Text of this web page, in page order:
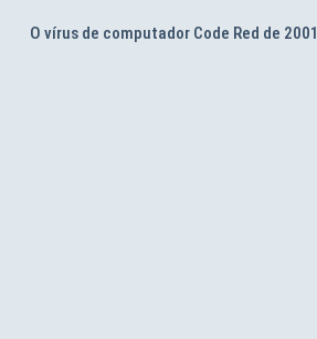
O vírus de computador Code Red de 2001